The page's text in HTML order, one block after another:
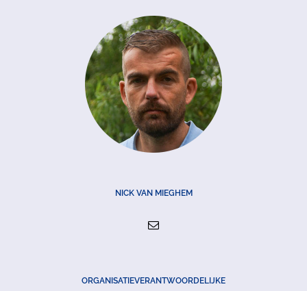
NICK VAN MIEGHEM
ORGANISATIEVERANTWOORDELIJKE